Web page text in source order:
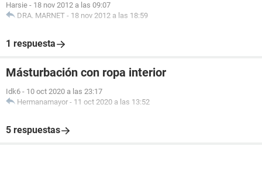
Harsie - 18 nov 2012 a las 09:07
DRA. MARNET - 18 nov 2012 a las 18:59
1 respuesta
Másturbación con ropa interior
Idk6 - 10 oct 2020 a las 23:17
Hermanamayor - 11 oct 2020 a las 13:52
5 respuestas